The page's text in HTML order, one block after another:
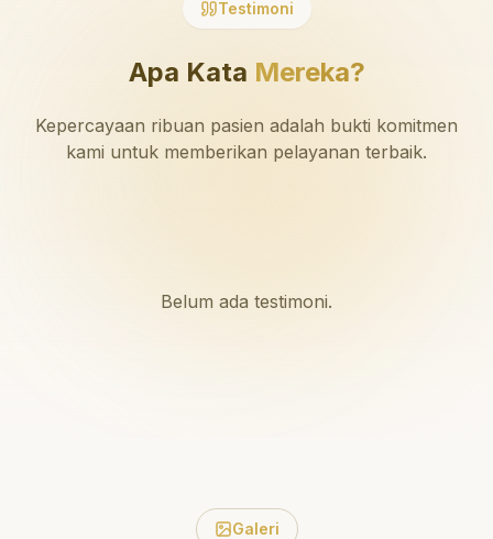
Testimoni
Apa Kata Mereka?
Kepercayaan ribuan pasien adalah bukti komitmen
kami untuk memberikan pelayanan terbaik.
Belum ada testimoni.
Galeri